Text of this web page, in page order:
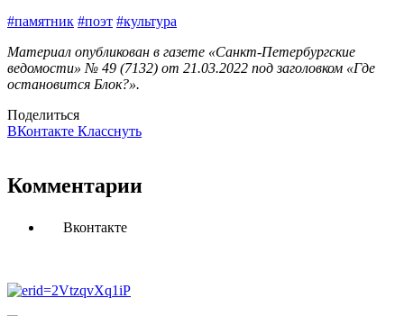
#памятник #поэт #культура
Материал опубликован в газете «Санкт-Петербургские
ведомости» № 49 (7132) от 21.03.2022 под заголовком «Где
остановится Блок?».
Поделиться
ВКонтакте Класснуть
Комментарии
Вконтакте